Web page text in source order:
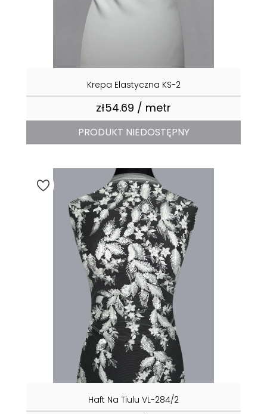
Krepa Elastyczna KS-2
zł54.69 / metr
PRODUKT NIEDOSTĘPNY
Haft Na Tiulu VL-284/2